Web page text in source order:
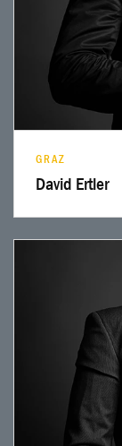
Profil lesen
GRAZ
David Ertler